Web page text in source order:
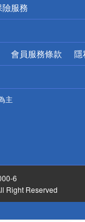
險服務
會員服務條款 隱
主
6
Right Reserved